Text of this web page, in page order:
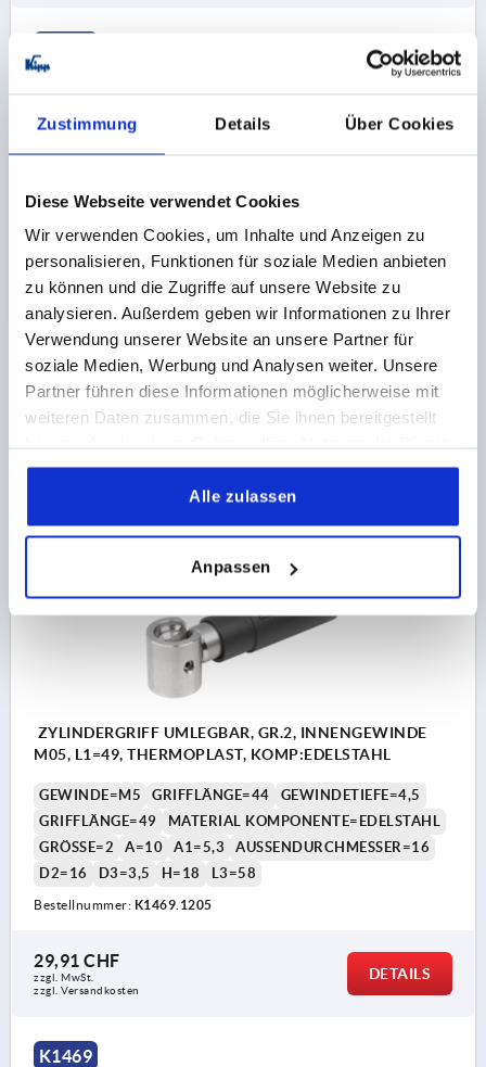
Zustimmung Details Über Cookies
Diese Webseite verwendet Cookies
Wir verwenden Cookies, um Inhalte und Anzeigen zu
personalisieren, Funktionen für soziale Medien anbieten
zu können und die Zugriffe auf unsere Website zu
analysieren. Außerdem geben wir Informationen zu Ihrer
Verwendung unserer Website an unsere Partner für
soziale Medien, Werbung und Analysen weiter. Unsere
Partner führen diese Informationen möglicherweise mit
weiteren Daten zusammen, die Sie ihnen bereitgestellt
gesammelt haben.
Alle zulassen
Anpassen
ZYLINDERGRIFF UMLEGBAR, GR.1, INNENGEWINDE
M04, L1=40, THERMOPLAST, KOMP:EDELSTAHL
GEWINDE=M4 GRIFFLÄNGE=35
GEWINDETIEFE=4,5
GRIFFLÄNGE=40
MATERIAL KOMPONENTE=EDELSTAHL
GRÖSSE=1
A=8 A1=4,3
AUSSENDURCHMESSER=14
D2=13
D3=2,5 H=14,5 L3=47
Bestellnummer: K1469.1104
DETAILS
ZYLINDERGRIFF UMLEGBAR, GR.2, INNENGEWINDE
M05, L1=49, THERMOPLAST, KOMP:EDELSTAHL
GEWINDE=M5 GRIFFLÄNGE=44
GEWINDETIEFE=4,5
GRIFFLÄNGE=49
MATERIAL KOMPONENTE=EDELSTAHL
GRÖSSE=2
A=10 A1=5,3
AUSSENDURCHMESSER=16
D2=16
D3=3,5 H=18 L3=58
Bestellnummer: K1469.1205
29,91 CHF
zzgl. MwSt.
zzgl. Versandkosten
DETAILS
K1469